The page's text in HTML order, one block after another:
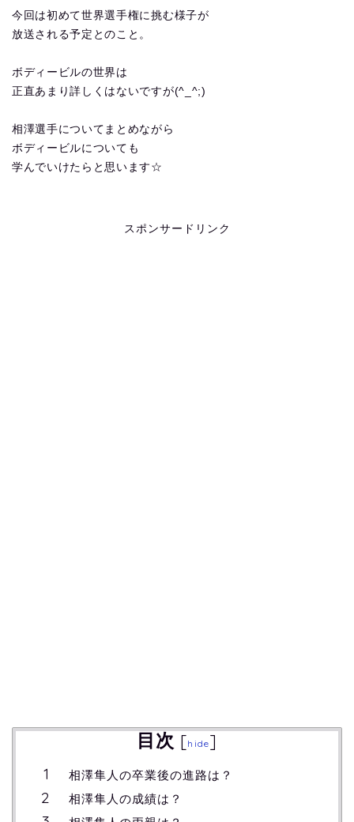
今回は初めて世界選手権に挑む様子が
放送される予定とのこと。
ボディービルの世界は
正直あまり詳しくはないですが(^_^;)
相澤選手についてまとめながら
ボディービルについても
学んでいけたらと思います☆
スポンサードリンク
目次 [hide]
相澤隼人の卒業後の進路は？
相澤隼人の成績は？